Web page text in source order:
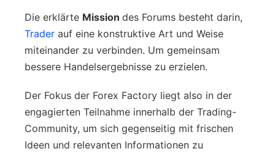
Die erklärte Mission des Forums besteht darin,
Trader auf eine konstruktive Art und Weise
miteinander zu verbinden. Um gemeinsam
bessere Handelsergebnisse zu erzielen.
Der Fokus der Forex Factory liegt also in der
engagierten Teilnahme innerhalb der Trading-
Community, um sich gegenseitig mit frischen
Ideen und relevanten Informationen zu